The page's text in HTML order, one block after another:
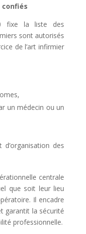
fixe la liste des
sont autorisés
de l’art infirmier
un médecin ou un
des
centrale
que soit leur lieu
Il encadre
garantit la sécurité
professionnelle.